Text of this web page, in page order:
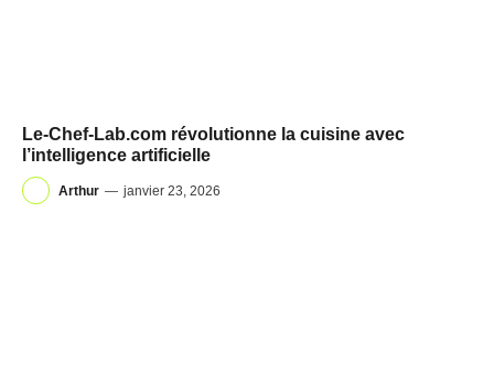
Le-Chef-Lab.com révolutionne la cuisine avec
l’intelligence artificielle
Arthur — janvier 23, 2026